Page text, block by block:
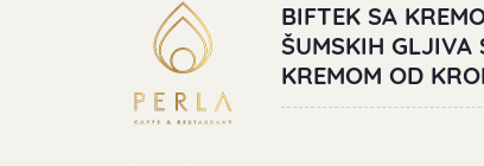
BIFTEK SA
ŠUMSKIH GLJIVA
KREMOM OD